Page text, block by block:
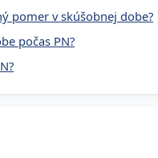
pomer v skúšobnej dobe?
počas PN?